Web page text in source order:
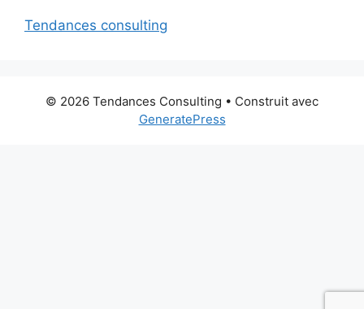
Tendances consulting
© 2026 Tendances Consulting • Construit avec
GeneratePress